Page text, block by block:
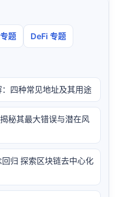
题 DeFi 专题
四种常见地址及其用途
秘其最大错误与潜在风
归 探索区块链去中心化